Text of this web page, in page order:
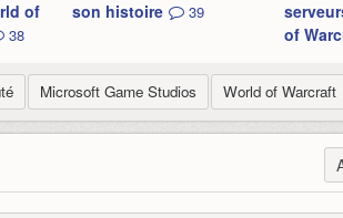
of
38
son histoire
39
of
Microsoft Game Studios World of Warcraft